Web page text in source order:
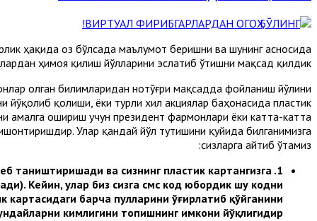
ҳақида оз бўлсада маълумот беришни ва шунинг асносида
ҳимоя қилиш йўлларини эслатиб ўтишни мақсад қилдик.
олган билимларидан нотўғри мақсадда фойланиш йўлини
йўқолиб қолиши, ёки турли хил акциялар баҳонасида пластик
амалга ошириш учун президент фармонлари ёки катта-катта
Улар қандай йўл тутишини қуйида билганимизга
сизларга айтиб ўтамиз:
1.
таништиришади ва сизнинг пластик картангизга
Кейин, улар биз сизга смс код юбордик шу кодни
барча пулларини ўғирлатиб қўйганини
кимлигини топишнинг имкони йўқлигидир.